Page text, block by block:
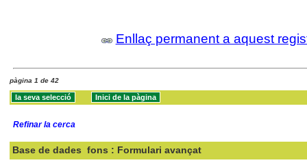
Enllaç permanent a aquest
pàgina 1 de 42
Refinar la cerca
Base de dades fons : Formulari avançat